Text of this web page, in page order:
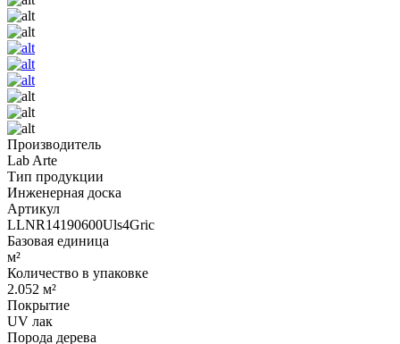
Производитель
Lab Arte
Тип продукции
Инженерная доска
Артикул
LLNR14190600Uls4Gric
Базовая единица
м²
Количество в упаковке
2.052 м²
Покрытие
UV лак
Порода дерева